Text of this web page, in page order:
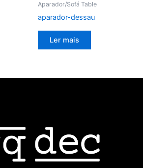
Aparador/Sofá Table
aparador-dessau
Ler mais